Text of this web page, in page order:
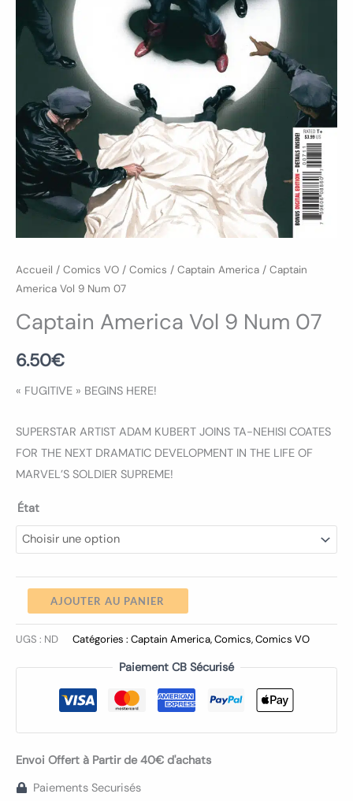
Accueil / Comics VO / Comics / Captain America / Captain
America Vol 9 Num 07
Captain America Vol 9 Num 07
6.50€
« FUGITIVE » BEGINS HERE!
SUPERSTAR ARTIST ADAM KUBERT JOINS TA-NEHISI COATES
FOR THE NEXT DRAMATIC DEVELOPMENT IN THE LIFE OF
MARVEL’S SOLDIER SUPREME!
État
AJOUTER AU PANIER
UGS : ND Catégories : Captain America,Comics,Comics VO
Paiement CB Sécurisé
Envoi Offert à Partir de 40€ d'achats
Paiements Securisés